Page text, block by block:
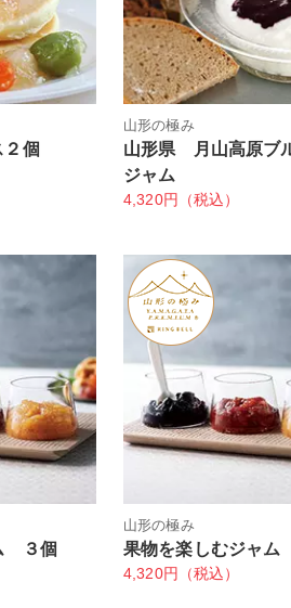
個
山形の極み
山形県 月山高原ブ
ジャム
4,320円（税込）
３個
山形の極み
果物を楽しむジャ
4,320円（税込）